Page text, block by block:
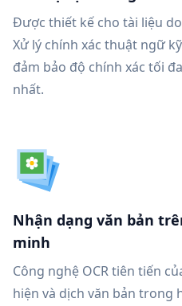
Được thiết kế cho tài liệu
Xử lý chính xác thuật ngữ
đảm bảo độ chính xác tối
nhất.
Nhận dạng văn bản
minh
Công nghệ OCR tiên tiến
hiện và dịch văn bản trong